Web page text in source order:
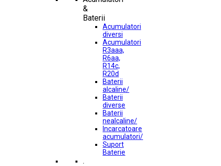
&
Baterii
Acumulatori
diversi
Acumulatori
R3aaa,
R6aa,
R14c,
R20d
Baterii
alcaline/
Baterii
diverse
Baterii
nealcaline/
Incarcatoare
acumulatori/
Suport
Baterie
.